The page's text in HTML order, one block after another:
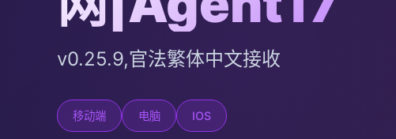
v0.25.9,官法繁体中文接收
移动端 电脑 IOS